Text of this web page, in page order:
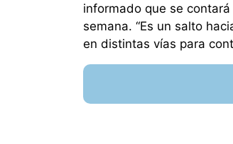
informado que se
semana. “Es un salto
en distintas vías para